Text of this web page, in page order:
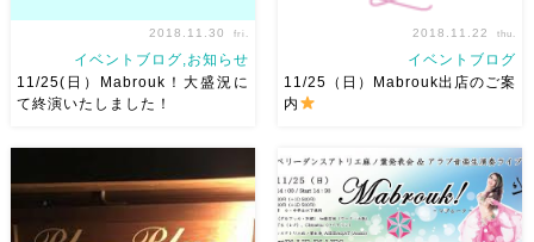
トリエ麻ノ葉Ashraqat（アシ
ュラカト）です 11/25（日）
Mabrouk、大盛況にて無事終演
2018.11.30 fri.
イベントブログ,お知らせ
11/25(日）Mabrouk！大盛況に
て終演いたしました！
残り３日となりました！
11/25（日）Mabrouk! 楽しみ
な出店のご案内です
麻ノ葉
がとってもとってもお世話にな
2018.11.22 thu.
イベントブログ
11/25（日）Mabrouk出店のご案
内